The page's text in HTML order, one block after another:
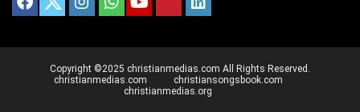
Copyright ©2025 christianmedias.com All Rights Reserved.
christianmedias.com
christiansongsbook.com
christianmedias.org